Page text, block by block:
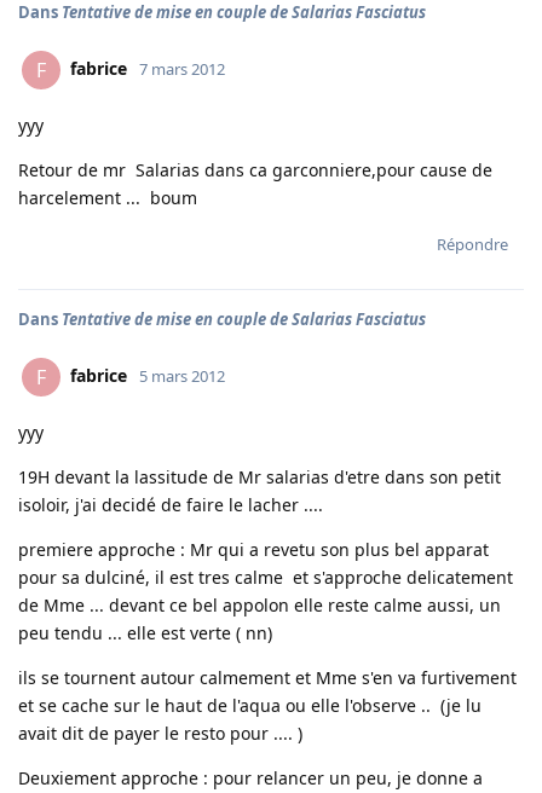
Dans Tentative de mise en couple de Salarias Fasciatus
F fabrice 7 mars 2012
yyy
Retour de mr Salarias dans ca garconniere,pour cause de
harcelement ... boum
Répondre
Dans Tentative de mise en couple de Salarias Fasciatus
F fabrice 5 mars 2012
yyy
19H devant la lassitude de Mr salarias d'etre dans son petit
isoloir, j'ai decidé de faire le lacher ....
premiere approche : Mr qui a revetu son plus bel apparat
pour sa dulciné, il est tres calme et s'approche delicatement
de Mme ... devant ce bel appolon elle reste calme aussi, un
peu tendu ... elle est verte ( nn)
ils se tournent autour calmement et Mme s'en va furtivement
et se cache sur le haut de l'aqua ou elle l'observe .. (je lu
avait dit de payer le resto pour .... )
Deuxiement approche : pour relancer un peu, je donne a